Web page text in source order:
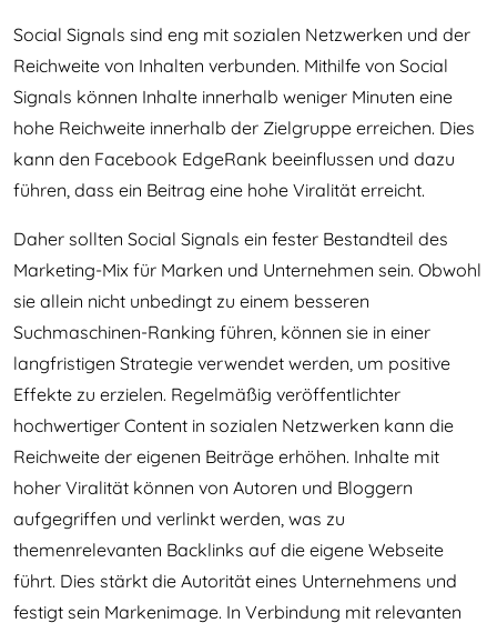
Social Signals sind eng mit sozialen Netzwerken und der
Reichweite von Inhalten verbunden. Mithilfe von Social
Signals können Inhalte innerhalb weniger Minuten eine
hohe Reichweite innerhalb der Zielgruppe erreichen. Dies
kann den Facebook EdgeRank beeinflussen und dazu
führen, dass ein Beitrag eine hohe Viralität erreicht.
Daher sollten Social Signals ein fester Bestandteil des
Marketing-Mix für Marken und Unternehmen sein. Obwohl
sie allein nicht unbedingt zu einem besseren
Suchmaschinen-Ranking führen, können sie in einer
langfristigen Strategie verwendet werden, um positive
Effekte zu erzielen. Regelmäßig veröffentlichter
hochwertiger Content in sozialen Netzwerken kann die
Reichweite der eigenen Beiträge erhöhen. Inhalte mit
hoher Viralität können von Autoren und Bloggern
aufgegriffen und verlinkt werden, was zu
themenrelevanten Backlinks auf die eigene Webseite
führt. Dies stärkt die Autorität eines Unternehmens und
festigt sein Markenimage. In Verbindung mit relevanten